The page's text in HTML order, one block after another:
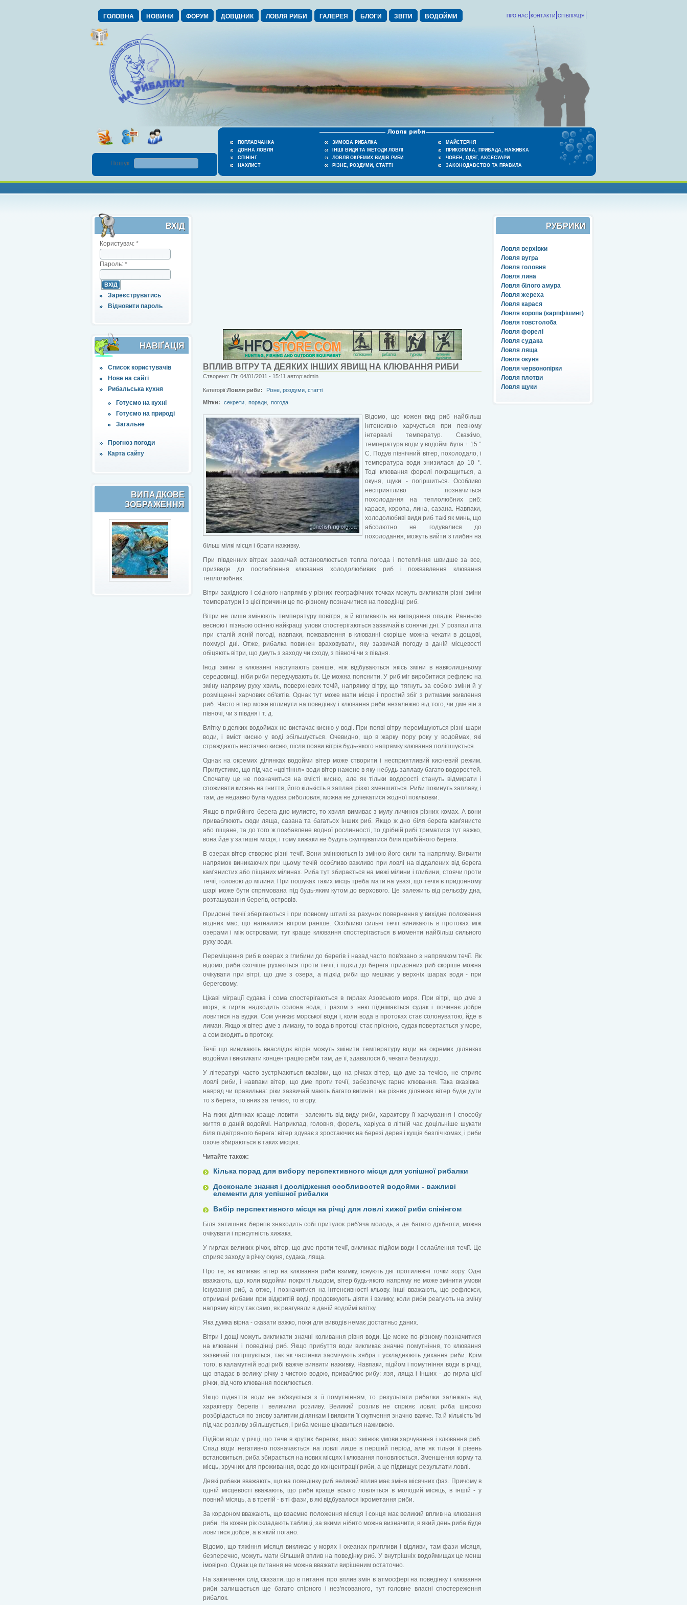
ГОЛОВНА НОВИНИ ФОРУМ ДОВІДНИК ЛОВЛЯ РИБИ ГАЛЕРЕЯ БЛОГИ ЗВІТИ ВОДОЙМИ СПІВПРАЦЯ
КОНТАКТИ
ПРО НАС
ПОПЛАВЧАНКА
ДОННА ЛОВЛЯ
СПІНІНГ
НАХЛИСТ
ЗИМОВА РИБАЛКА
ІНШІ ВИДИ ТА МЕТОДИ ЛОВЛІ
ЛОВЛЯ ОКРЕМИХ ВИДІВ РИБИ
РІЗНЕ, РОЗДУМИ, СТАТТІ
МАЙСТЕРНЯ
ПРИКОРМКА, ПРИВАДА, НАЖИВКА
ЧОВЕН, ОДЯГ, АКСЕСУАРИ
ЗАКОНОДАВСТВО ТА ПРАВИЛА
Пошук :
ВХІД
Користувач: *
Пароль: *
Зареєструватись
Відновити пароль
НАВІҐАЦІЯ
Список користувачів
Нове на сайті
Рибальська кухня
Готуємо на кухні
Готуємо на природі
Загальне
Прогноз погоди
Карта сайту
ВИПАДКОВЕ
ЗОБРАЖЕННЯ
РУБРИКИ
Ловля верхівки
Ловля вугра
Ловля головня
Ловля лина
Ловля білого амура
Ловля жереха
Ловля карася
Ловля коропа (карпфішинг)
Ловля товстолоба
Ловля форелі
Ловля судака
Ловля ляща
Ловля окуня
Ловля червонопірки
Ловля плотви
Ловля щуки
ВПЛИВ ВІТРУ ТА ДЕЯКИХ ІНШИХ ЯВИЩ НА КЛЮВАННЯ РИБИ
Створено: Пт, 04/01/2011 - 15:11 автор:admin
Категорії:Ловля риби:
Різне, роздуми, статті
Мітки:
секрети поради погода
Відомо, що кожен вид риб найбільш
інтенсивно харчується при певному
інтервалі температур. Скажімо,
температура води у водоймі була + 15 °
С. Подув північний вітер, похолодало, і
температура води знизилася до 10 °.
Тоді клювання форелі покращиться, а
окуня, щуки - погіршиться. Особливо
несприятливо позначиться
похолодання на теплолюбних риб:
карася, коропа, лина, сазана. Навпаки,
холодолюбиві види риб такі як минь, що
абсолютно не годувалися до
похолодання, можуть вийти з глибин на
більш мілкі місця і брати наживку.
При південних вітрах зазвичай встановлюється тепла погода і потепління швидше за все,
призведе до послаблення клювання холодолюбивих риб і пожвавлення клювання
теплолюбних.
Вітри західного і східного напрямів у різних географічних точках можуть викликати різні зміни
температури і з цієї причини це по-різному позначитися на поведінці риб.
Вітри не лише змінюють температуру повітря, а й впливають на випадання опадів. Ранньою
весною і пізньою осінню найкращі улови спостерігаються зазвичай в сонячні дні. У розпал літа
при сталій ясній погоді, навпаки, пожвавлення в клюванні скоріше можна чекати в дощові,
похмурі дні. Отже, рибалка повинен враховувати, яку зазвичай погоду в даній місцевості
обіцяють вітри, що дмуть з заходу чи сходу, з півночі чи з півдня.
Іноді зміни в клюванні наступають раніше, ніж відбуваються якісь зміни в навколишньому
середовищі, ніби риби передчувають їх. Це можна пояснити. У риб міг виробитися рефлекс на
зміну напряму руху хвиль, поверхневих течій, напрямку вітру, що тягнуть за собою зміни й у
розміщенні харчових об'єктів. Однак тут може мати місце і простий збіг з ритмами живлення
риб. Часто вітер може вплинути на поведінку і клювання риби незалежно від того, чи дме він з
півночі, чи з півдня і т. д.
Влітку в деяких водоймах не вистачає кисню у воді. При появі вітру перемішуються різні шари
води, і вміст кисню у воді збільшується. Очевидно, що в жарку пору року у водоймах, які
страждають нестачею кисню, після появи вітрів будь-якого напрямку клювання поліпшується.
Однак на окремих ділянках водойми вітер може створити і несприятливий кисневий режим.
Припустимо, що під час «цвітіння» води вітер нажене в яку-небудь заплаву багато водоростей.
Спочатку це не позначиться на вмісті кисню, але як тільки водорості стануть відмирати і
споживати кисень на гниття, його кількість в заплаві різко зменшиться. Риби покинуть заплаву, і
там, де недавно була чудова риболовля, можна не дочекатися жодної покльовки.
Якщо в прибійнго берега дно мулисте, то хвиля вимиває з мулу личинок різних комах. А вони
приваблюють сюди ляща, сазана та багатьох інших риб. Якщо ж дно біля берега кам'янисте
або піщане, та до того ж позбавлене водної рослинності, то дрібній рибі триматися тут важко,
вона йде у затишні місця, і тому хижаки не будуть скупчуватися біля прибійного берега.
В озерах вітер створює різні течії. Вони змінюються із зміною його сили та напрямку. Вивчити
напрямок виникаючих при цьому течій особливо важливо при ловлі на віддалених від берега
кам'янистих або піщаних мілинах. Риба тут збирається на межі мілини і глибини, стоячи проти
течії, головою до мілини. При пошуках таких місць треба мати на увазі, що течія в придонному
шарі може бути спрямована під будь-яким кутом до верхового. Це залежить від рельєфу дна,
розташування берегів, островів.
Придонні течії зберігаються і при повному штилі за рахунок повернення у вихідне положення
водних мас, що нагналися вітром раніше. Особливо сильні течії виникають в протоках між
озерами і між островами; тут краще клювання спостерігається в моменти найбільш сильного
руху води.
Переміщення риб в озерах з глибини до берегів і назад часто пов'язано з напрямком течії. Як
відомо, риби охочіше рухаються проти течії, і підхід до берега придонних риб скоріше можна
очікувати при вітрі, що дме з озера, а підхід риби що мешкає у верхніх шарах води - при
береговому.
Цікаві міграції судака і сома спостерігаються в гирлах Азовського моря. При вітрі, що дме з
моря, в гирла надходить солона вода, і разом з нею піднімається судак і починає добре
ловитися на вудки. Сом уникає морської води і, коли вода в протоках стає солонуватою, йде в
лиман. Якщо ж вітер дме з лиману, то вода в протоці стає прісною, судак повертається у море,
а сом входить в протоку.
Течії що виникають внаслідок вітрів можуть змінити температуру води на окремих ділянках
водойми і викликати концентрацію риби там, де її, здавалося б, чекати безглуздо.
У літературі часто зустрічаються вказівки, що на річках вітер, що дме за течією, не сприяє
ловлі риби, і навпаки вітер, що дме проти течії, забезпечує гарне клювання. Така вказівка ​​
навряд чи правильна: ріки зазвичай мають багато вигинів і на різних ділянках вітер буде дути
то з берега, то вниз за течією, то вгору.
На яких ділянках краще ловити - залежить від виду риби, характеру її харчування і способу
життя в даній водоймі. Наприклад, головня, форель, харіуса в літній час доцільніше шукати
біля підвітряного берега: вітер здуває з зростаючих на березі дерев і кущів безліч комах, і риби
охоче збираються в таких місцях.
Читайте також:
Кілька порад для вибору перспективного місця для успішної рибалки
Досконале знання і дослідження особливостей водойми - важливі
елементи для успішної рибалки
Вибір перспективного місця на річці для ловлі хижої риби спінінгом
Біля затишних берегів знаходить собі притулок риб'яча молодь, а де багато дрібноти, можна
очікувати і присутність хижака.
У гирлах великих річок, вітер, що дме проти течії, викликає підйом води і ослаблення течії. Це
сприяє заходу в річку окуня, судака, ляща.
Про те, як впливає вітер на клювання риби взимку, існують дві протилежні точки зору. Одні
вважають, що, коли водойми покриті льодом, вітер будь-якого напряму не може змінити умови
існування риб, а отже, і позначитися на інтенсивності кльову. Інші вважають, що рефлекси,
отримані рибами при відкритій воді, продовжують діяти і взимку, коли риби реагують на зміну
напряму вітру так само, як реагували в даній водоймі влітку.
Яка думка вірна - сказати важко, поки для виводів немає достатньо даних.
Вітри і дощі можуть викликати значні коливання рівня води. Це може по-різному позначитися
на клюванні і поведінці риб. Якщо прибуття води викликає значне помутніння, то клювання
зазвичай погіршується, так як частинки засмічують зябра і ускладнюють дихання риби. Крім
того, в каламутній воді рибі важче виявити наживку. Навпаки, підйом і помутніння води в річці,
що впадає в велику річку з чистою водою, приваблює рибу: язя, ляща і інших - до гирла цієї
річки, від чого клювання посилюється.
Якщо підняття води не зв'язується з її помутнінням, то результати рибалки залежать від
характеру берегів і величини розливу. Великий розлив не сприяє ловлі: риба широко
розбрідається по знову залитим ділянкам і виявити її скупчення значно важче. Та й кількість їжі
під час розливу збільшується, і риба менше цікавиться наживкою.
Підйом води у річці, що тече в крутих берегах, мало змінює умови харчування і клювання риб.
Спад води негативно позначається на ловлі лише в перший період, але як тільки її рівень
встановиться, риба збирається на нових місцях і клювання поновлюється. Зменшення корму та
місць, зручних для проживання, веде до концентрації риби, а це підвищує результати ловлі.
Деякі рибаки вважають, що на поведінку риб великий вплив має зміна місячних фаз. Причому в
одній місцевості вважають, що риби краще всього ловляться в молодий місяць, в іншій - у
повний місяць, а в третій - в ті фази, в які відбувалося ікрометання риби.
За кордоном вважають, що взаємне положення місяця і сонця має великий вплив на клювання
риби. На кожен рік складають таблиці, за якими нібито можна визначити, в який день риба буде
ловитися добре, а в який погано.
Відомо, що тяжіння місяця викликає у морях і океанах припливи і відливи, там фази місяця,
безперечно, можуть мати більший вплив на поведінку риб. У внутрішніх водоймищах це менш
імовірно. Однак це питання не можна вважати вирішеним остаточно.
На закінчення слід сказати, що в питанні про вплив змін в атмосфері на поведінку і клювання
риби залишається ще багато спірного і нез'ясованого, тут головне власні спостереження
рибалок.